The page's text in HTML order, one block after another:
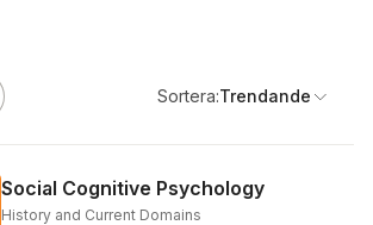
Sortera:Trendande
Social Cognitive Psychology
History and Current Domains